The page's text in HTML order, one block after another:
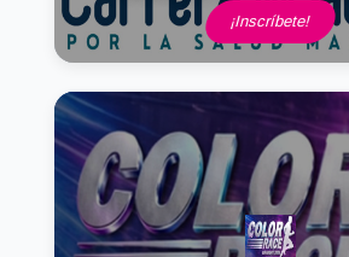
¡Inscríbete!